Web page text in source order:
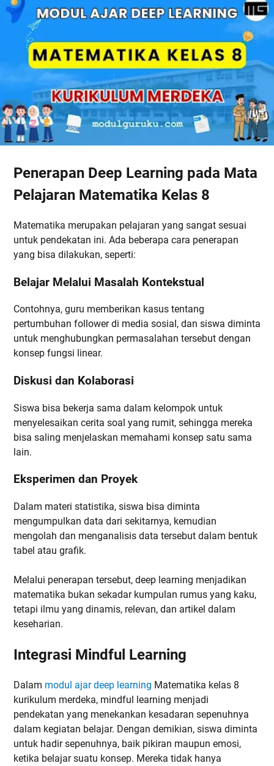
Penerapan Deep Learning pada Mata
Pelajaran Matematika Kelas 8
Matematika merupakan pelajaran yang sangat sesuai
untuk pendekatan ini. Ada beberapa cara penerapan
yang bisa dilakukan, seperti:
Belajar Melalui Masalah Kontekstual
Contohnya, guru memberikan kasus tentang
pertumbuhan follower di media sosial, dan siswa diminta
untuk menghubungkan permasalahan tersebut dengan
konsep fungsi linear.
Diskusi dan Kolaborasi
Siswa bisa bekerja sama dalam kelompok untuk
menyelesaikan cerita soal yang rumit, sehingga mereka
bisa saling menjelaskan memahami konsep satu sama
lain.
Eksperimen dan Proyek
Dalam materi statistika, siswa bisa diminta
mengumpulkan data dari sekitarnya, kemudian
mengolah dan menganalisis data tersebut dalam bentuk
tabel atau grafik.
Melalui penerapan tersebut, deep learning menjadikan
matematika bukan sekadar kumpulan rumus yang kaku,
tetapi ilmu yang dinamis, relevan, dan artikel dalam
keseharian.
Integrasi Mindful Learning
Dalam modul ajar deep learning Matematika kelas 8
kurikulum merdeka, mindful learning menjadi
pendekatan yang menekankan kesadaran sepenuhnya
dalam kegiatan belajar. Dengan demikian, siswa diminta
untuk hadir sepenuhnya, baik pikiran maupun emosi,
ketika belajar suatu konsep. Mereka tidak hanya